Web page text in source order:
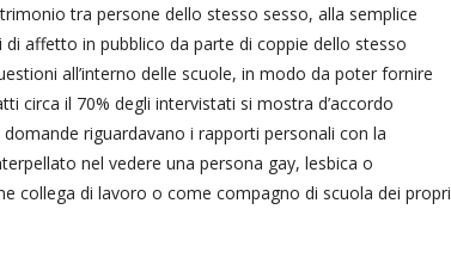
tra persone dello stesso sesso, alla semplice
affetto in pubblico da parte di coppie dello stesso
all’interno delle scuole, in modo da poter fornire
circa il 70% degli intervistati si mostra d’accordo
riguardavano i rapporti personali con la
nel vedere una persona gay, lesbica o
collega di lavoro o come compagno di scuola dei propri